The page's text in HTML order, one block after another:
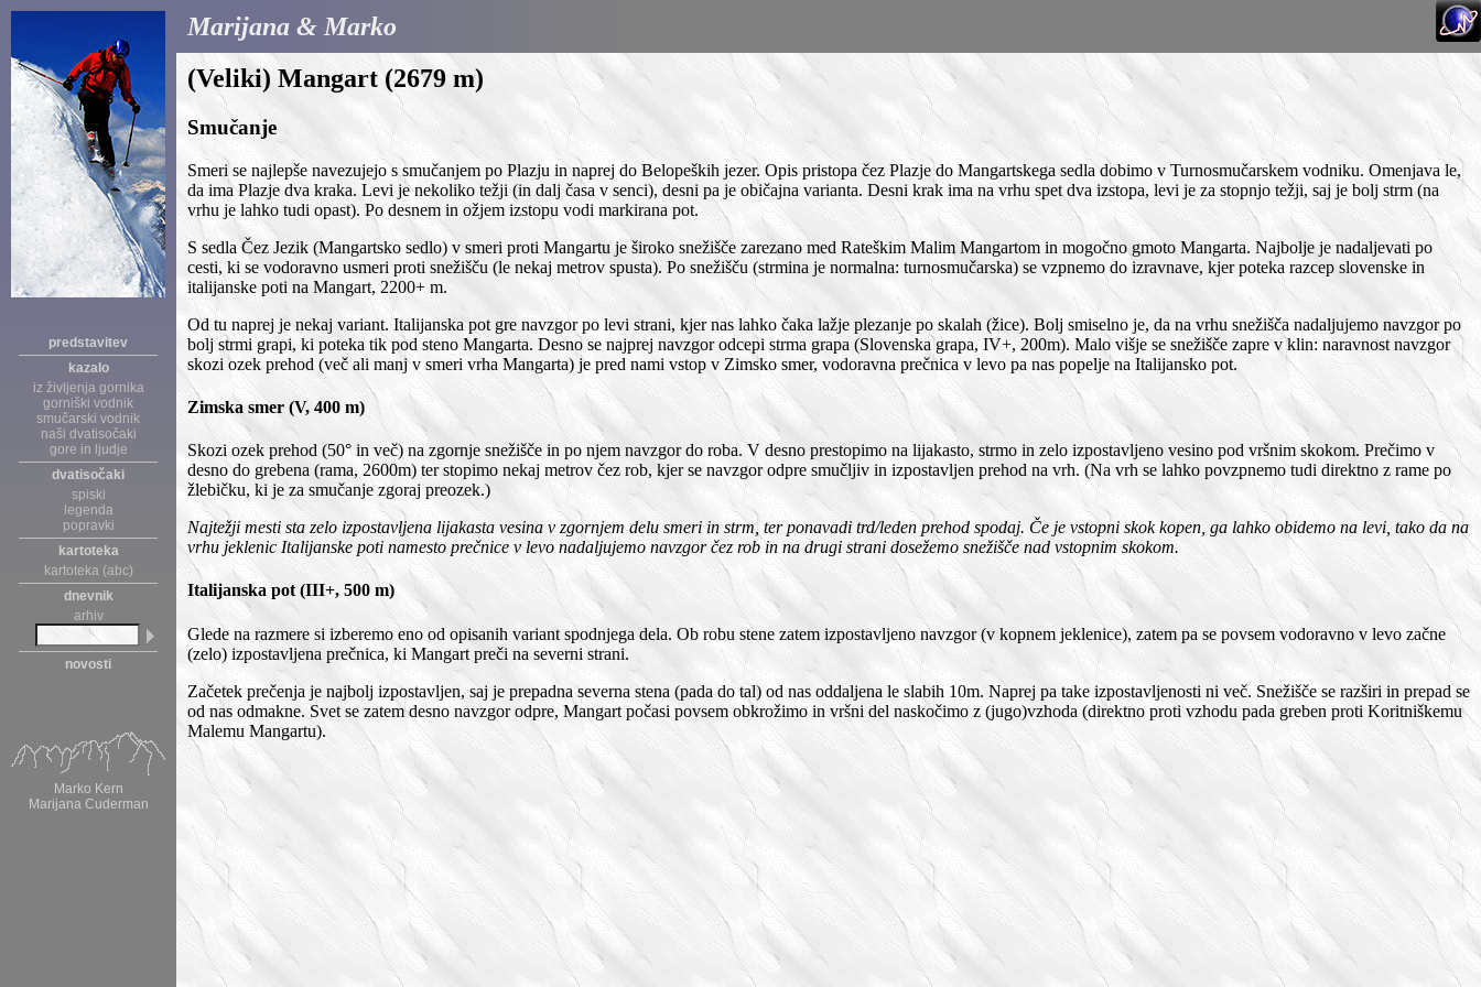
predstavitev
kazalo
iz življenja gornika
gorniški vodnik
smučarski vodnik
naši dvatisočaki
gore in ljudje
dvatisočaki
spiski
legenda
popravki
kartoteka
kartoteka (abc)
dnevnik
arhiv
novosti
Marko Kern
Marijana Cuderman
Marijana & Marko
(Veliki) Mangart (2679 m)
Smučanje
Smeri se najlepše navezujejo s smučanjem po Plazju in naprej do Belopeških jezer. Opis pristopa čez Plazje do Mangartskega sedla dobimo v Turnosmučarskem vodniku. Omenjava le,
da ima Plazje dva kraka. Levi je nekoliko težji (in dalj časa v senci), desni pa je običajna varianta. Desni krak ima na vrhu spet dva izstopa, levi je za stopnjo težji, saj je bolj strm (na
vrhu je lahko tudi opast). Po desnem in ožjem izstopu vodi markirana pot.
S sedla Čez Jezik (Mangartsko sedlo) v smeri proti Mangartu je široko snežišče zarezano med Rateškim Malim Mangartom in mogočno gmoto Mangarta. Najbolje je nadaljevati po
cesti, ki se vodoravno usmeri proti snežišču (le nekaj metrov spusta). Po snežišču (strmina je normalna: turnosmučarska) se vzpnemo do izravnave, kjer poteka razcep slovenske in
italijanske poti na Mangart, 2200+ m.
Od tu naprej je nekaj variant. Italijanska pot gre navzgor po levi strani, kjer nas lahko čaka lažje plezanje po skalah (žice). Bolj smiselno je, da na vrhu snežišča nadaljujemo navzgor po
bolj strmi grapi, ki poteka tik pod steno Mangarta. Desno se najprej navzgor odcepi strma grapa (Slovenska grapa, IV+, 200m). Malo višje se snežišče zapre v klin: naravnost navzgor
skozi ozek prehod (več ali manj v smeri vrha Mangarta) je pred nami vstop v Zimsko smer, vodoravna prečnica v levo pa nas popelje na Italijansko pot.
Zimska smer (V, 400 m)
Skozi ozek prehod (50° in več) na zgornje snežišče in po njem navzgor do roba. V desno prestopimo na lijakasto, strmo in zelo izpostavljeno vesino pod vršnim skokom. Prečimo v
desno do grebena (rama, 2600m) ter stopimo nekaj metrov čez rob, kjer se navzgor odpre smučljiv in izpostavljen prehod na vrh. (Na vrh se lahko povzpnemo tudi direktno z rame po
žlebičku, ki je za smučanje zgoraj preozek.)
Najtežji mesti sta zelo izpostavljena lijakasta vesina v zgornjem delu smeri in strm, ter ponavadi trd/leden prehod spodaj. Če je vstopni skok kopen, ga lahko obidemo na levi, tako da na
vrhu jeklenic Italijanske poti namesto prečnice v levo nadaljujemo navzgor čez rob in na drugi strani dosežemo snežišče nad vstopnim skokom.
Italijanska pot (III+, 500 m)
Glede na razmere si izberemo eno od opisanih variant spodnjega dela. Ob robu stene zatem izpostavljeno navzgor (v kopnem jeklenice), zatem pa se povsem vodoravno v levo začne
(zelo) izpostavljena prečnica, ki Mangart preči na severni strani.
Začetek prečenja je najbolj izpostavljen, saj je prepadna severna stena (pada do tal) od nas oddaljena le slabih 10m. Naprej pa take izpostavljenosti ni več. Snežišče se razširi in prepad se
od nas odmakne. Svet se zatem desno navzgor odpre, Mangart počasi povsem obkrožimo in vršni del naskočimo z (jugo)vzhoda (direktno proti vzhodu pada greben proti Koritniškemu
Malemu Mangartu).